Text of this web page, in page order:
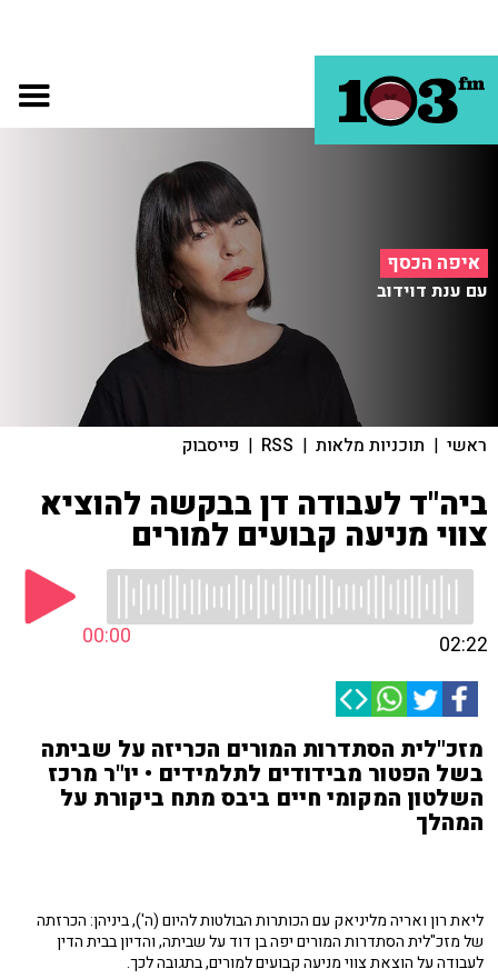
איפה הכסף
עם ענת דוידוב
ראשי | תוכניות מלאות |
RSS
| פייסבוק
ביה"ד לעבודה דן בבקשה להוציא
צווי מניעה קבועים למורים
00:00 02:22
מזכ"לית הסתדרות המורים הכריזה על שביתה
בשל הפטור מבידודים לתלמידים • יו"ר מרכז
השלטון המקומי חיים ביבס מתח ביקורת על
המהלך
ליאת רון ואריה מליניאק עם הכותרות הבולטות להיום (ה'), ביניהן: הכרזתה
של מזכ"לית הסתדרות המורים יפה בן דוד על שביתה, והדיון בבית הדין
לעבודה על הוצאת צווי מניעה קבועים למורים, בתגובה לכך.